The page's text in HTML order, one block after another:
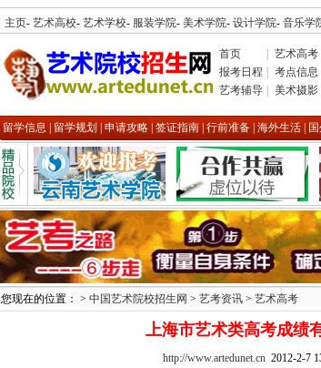
主页- 艺术高校- 艺术学校- 服装学院- 美术学院- 设计学院- 音乐学
首页 艺术高考
报考日程
考点信息
艺考辅导
美术摄影
留学信息 留学规划 申请攻略 签证指南 行前准备 海外生活
您现在的位置： > 中国艺术院校招生网 > 艺考资讯 > 艺术高考
上海市艺术类高考成绩
http://www.artedunet.cn 2012-2-7